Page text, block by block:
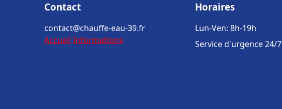
Contact
contact@chauffe-eau-39.fr
Accueil Informations
Horaires
Lun-Ven: 8h-19h
Service d'urgence 24/7